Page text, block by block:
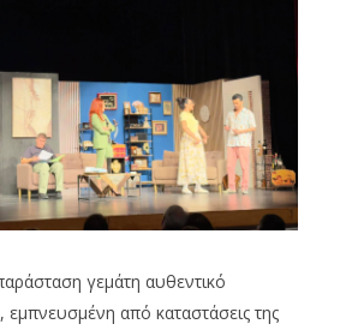
γεμάτη αυθεντικό
εμπνευσμένη από καταστάσεις της